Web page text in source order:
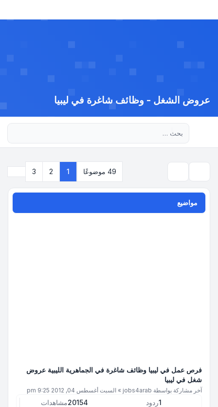
عروض الشغل - وظائف شاغرة في ليبيا
49 موضوعًا 1
2
3
مواضيع
فرص عمل في ليبيا وظائف شاغرة في الجماهرية الليبية عروض
شغل في ليبيا
آخر مشاركة بواسطة jobs4arab
» السبت أغسطس 04, 2012 9:25 pm
1ردود 20154مشاهدات